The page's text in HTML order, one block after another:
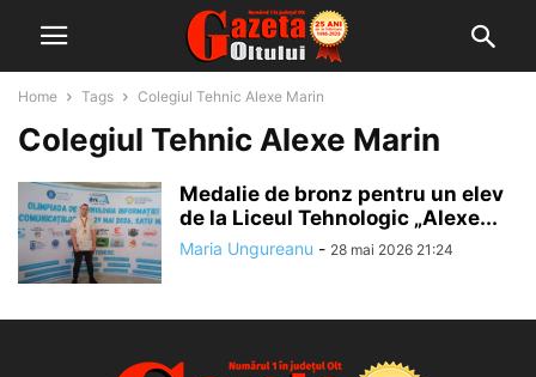
Home Tags Colegiul Tehnic Alexe Marin
Colegiul Tehnic Alexe Marin
Medalie de bronz pentru un elev
de la Liceul Tehnologic „Alexe...
Maria Ungureanu - 28 mai 2026 21:24